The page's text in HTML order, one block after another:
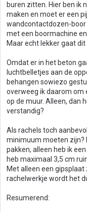
buren zitten. Hier ben ik
maken en moet er een
wandcontactdozen-boor
met een boormachine
Maar echt lekker gaat dit
Omdat er in het beton
luchtbelletjes aan de
behangen sowiezo
overweeg ik daarom om
op de muur. Alleen, dan
verstandig?
Als rachels toch
minimuum moeten zijn?
pakken, alleen heb ik
heb maximaal 3,5 cm
Met alleen een
rachelwerkje wordt het
Resumerend: